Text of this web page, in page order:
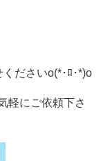
ださいo(*･ﾛ･*)o
軽にご依頼下さ